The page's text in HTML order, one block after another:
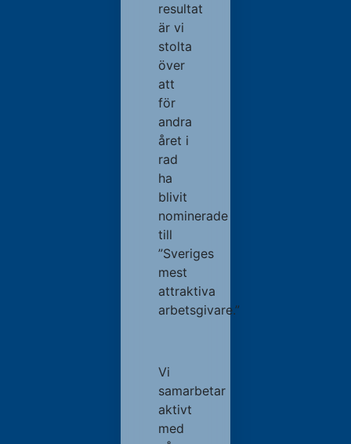
resultat
är vi
stolta
över
att
för
andra
året i
rad
ha
blivit
nominerade
till
”Sveriges
mest
attraktiva
arbetsgivare.”
Vi
samarbetar
aktivt
med